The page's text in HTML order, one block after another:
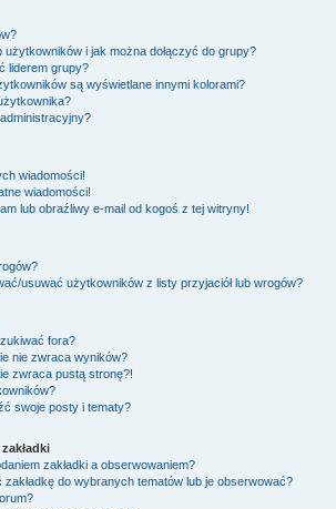
i jak można dołączyć do grupy?
liderem grupy?
są wyświetlane innymi kolorami?
?
administracyjny?
wiadomości!
wiadomości!
lub obraźliwy e-mail od kogoś z tej witryny!
usuwać użytkowników z listy przyjaciół lub wrogów?
fora?
nie zwraca wyników?
zwraca pustą stronę?!
swoje posty i tematy?
zakładki a obserwowaniem?
do wybranych tematów lub je obserwować?